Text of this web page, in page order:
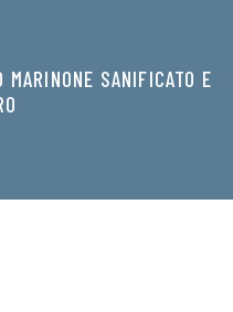
MARINONE SANIFICATO E